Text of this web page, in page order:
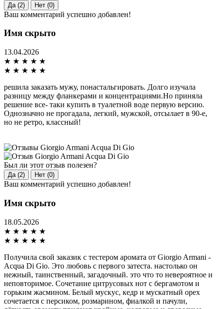
Да (2) Нет (0)
Ваш комментарий успешно добавлен!
Имя скрыто
13.04.2026
★ ★ ★ ★ ★
★ ★ ★ ★ ★
решила заказать мужу, понастальгировать. Долго изучала
разницу между фланкерами и концентрациями.Но приняла
решение все- таки купить в туалетной воде первую версию.
Однозначно не прогадала, легкий, мужской, отсылает в 90-е,
но не ретро, классный!
Был ли этот отзыв полезен?
Да (2) Нет (0)
Ваш комментарий успешно добавлен!
Имя скрыто
18.05.2026
★ ★ ★ ★ ★
★ ★ ★ ★ ★
Получила свой заказик с тестером аромата от Giorgio Armani -
Acqua Di Gio. Это любовь с первого затеста. настолько он
нежный, таинственный, загадочный. это что то невероятное и
неповторимое. Сочетание цитрусовых нот с бергамотом и
горьким жасмином. Белый мускус, кедр и мускатный орех
сочетается с персиком, розмарином, фиалкой и пачули,